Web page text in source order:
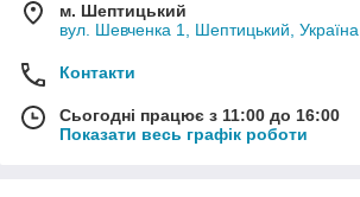
м. Шептицький
вул. Шевченка 1, Шептицький, Україна
Контакти
Сьогодні працює з 11:00 до 16:00
Показати весь графік роботи